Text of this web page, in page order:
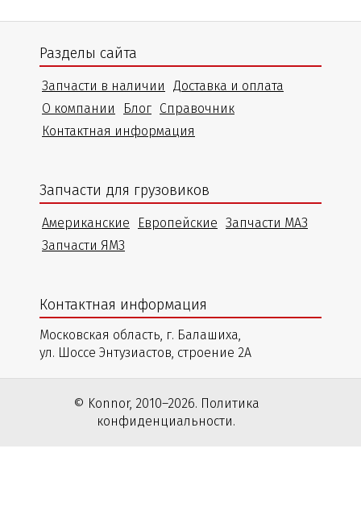
Разделы сайта
Запчасти в наличии
Доставка и оплата
О компании
Блог Справочник
Контактная информация
Запчасти для грузовиков
Американские Европейские Запчасти МАЗ
Запчасти ЯМЗ
Контактная информация
Московская область, г. Балашиха,
ул. Шоссе Энтузиастов, строение 2А
© Konnor, 2010–2026. Политика
конфиденциальности.